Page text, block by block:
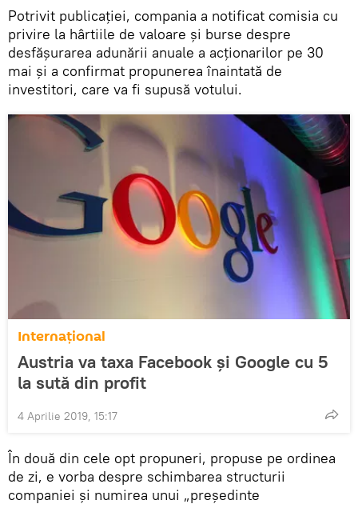
Potrivit publicației, compania a notificat comisia cu
privire la hârtiile de valoare și burse despre
desfășurarea adunării anuale a acționarilor pe 30
mai și a confirmat propunerea înaintată de
investitori, care va fi supusă votului.
Internaţional
Austria va taxa Facebook și Google cu 5
la sută din profit
4 Aprilie 2019, 15:17
În două din cele opt propuneri, propuse pe ordinea
de zi, e vorba despre schimbarea structurii
companiei și numirea unui „președinte